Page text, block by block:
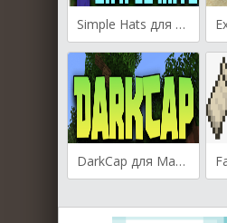
Simple Hats для Майнкрафт [1.20.1, 1.20, 1.19.4]
DarkCap для Майнкрафт 1.19.3